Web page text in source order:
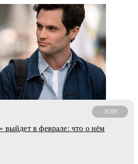
26.09
выйдет в феврале: что о нём